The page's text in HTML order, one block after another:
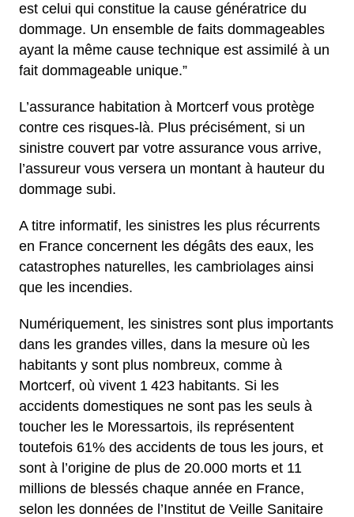
est celui qui constitue la cause génératrice du
dommage. Un ensemble de faits dommageables
ayant la même cause technique est assimilé à un
fait dommageable unique.”
L’assurance habitation à Mortcerf vous protège
contre ces risques-là. Plus précisément, si un
sinistre couvert par votre assurance vous arrive,
l’assureur vous versera un montant à hauteur du
dommage subi.
A titre informatif, les sinistres les plus récurrents
en France concernent les dégâts des eaux, les
catastrophes naturelles, les cambriolages ainsi
que les incendies.
Numériquement, les sinistres sont plus importants
dans les grandes villes, dans la mesure où les
habitants y sont plus nombreux, comme à
Mortcerf, où vivent 1 423 habitants. Si les
accidents domestiques ne sont pas les seuls à
toucher les le Moressartois, ils représentent
toutefois 61% des accidents de tous les jours, et
sont à l’origine de plus de 20.000 morts et 11
millions de blessés chaque année en France,
selon les données de l’Institut de Veille Sanitaire